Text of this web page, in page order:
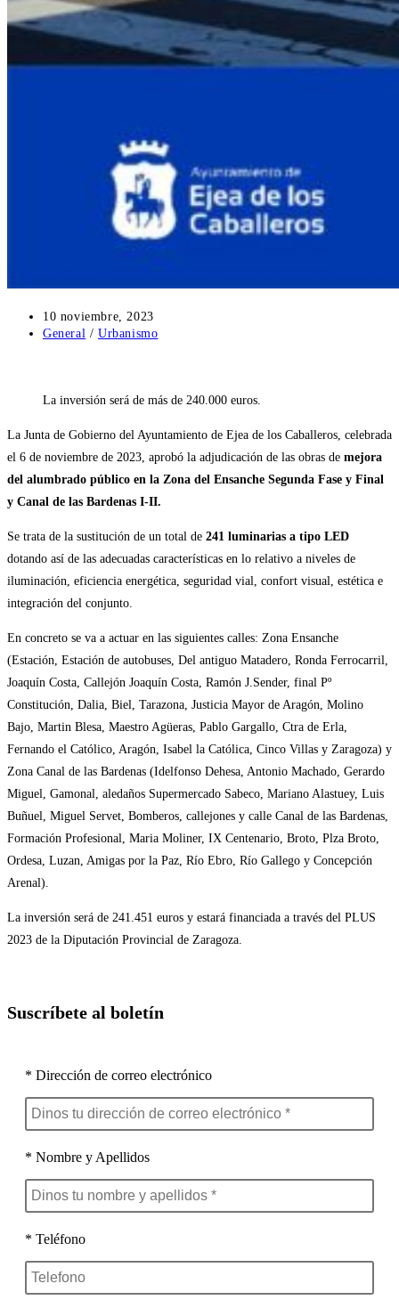
Publicación
de
10 noviembre, 2023
Categoría
General / Urbanismo
La inversión será de más de 240.000 euros.
La Junta de Gobierno del Ayuntamiento de Ejea de los Caballeros, celebrada
el 6 de noviembre de 2023, aprobó la adjudicación de las obras de mejora
del alumbrado público en la Zona del Ensanche Segunda Fase y Final
y Canal de las Bardenas I-II.
Se trata de la sustitución de un total de 241 luminarias a tipo LED
dotando así de las adecuadas características en lo relativo a niveles de
iluminación, eficiencia energética, seguridad vial, confort visual, estética e
integración del conjunto.
En concreto se va a actuar en las siguientes calles: Zona Ensanche
(Estación, Estación de autobuses, Del antiguo Matadero, Ronda Ferrocarril,
Joaquín Costa, Callejón Joaquín Costa, Ramón J.Sender, final Pº
Constitución, Dalia, Biel, Tarazona, Justicia Mayor de Aragón, Molino
Bajo, Martin Blesa, Maestro Agüeras, Pablo Gargallo, Ctra de Erla,
Fernando el Católico, Aragón, Isabel la Católica, Cinco Villas y Zaragoza) y
Zona Canal de las Bardenas (Idelfonso Dehesa, Antonio Machado, Gerardo
Miguel, Gamonal, aledaños Supermercado Sabeco, Mariano Alastuey, Luis
Buñuel, Miguel Servet, Bomberos, callejones y calle Canal de las Bardenas,
Formación Profesional, Maria Moliner, IX Centenario, Broto, Plza Broto,
Ordesa, Luzan, Amigas por la Paz, Río Ebro, Río Gallego y Concepción
Arenal).
La inversión será de 241.451 euros y estará financiada a través del PLUS
2023 de la Diputación Provincial de Zaragoza.
Suscríbete al boletín
* Dirección de correo electrónico
* Nombre y Apellidos
* Teléfono